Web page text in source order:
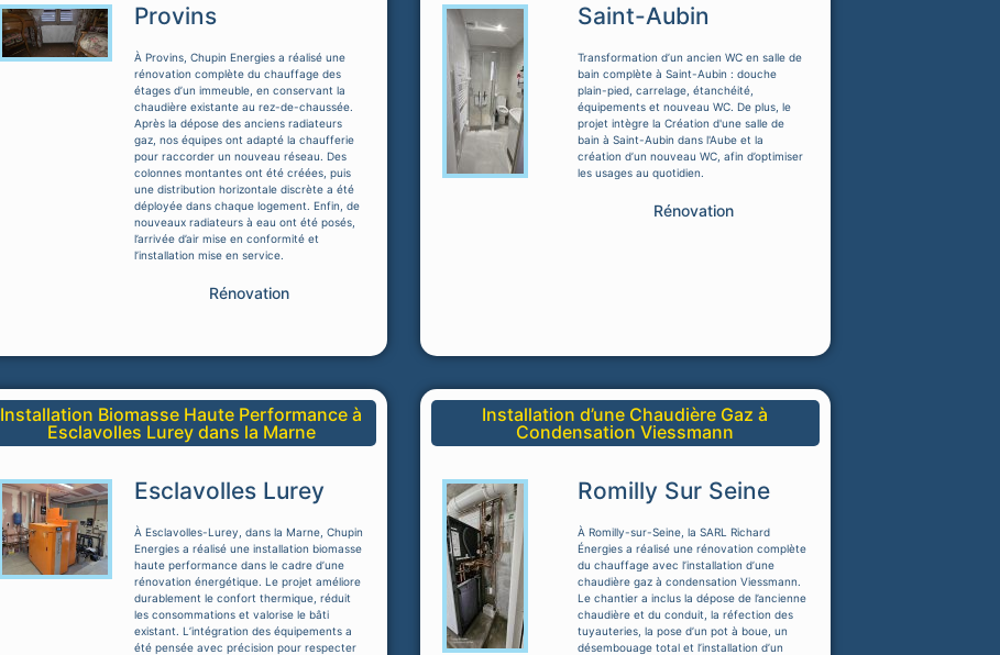
Provins
À Provins, Chupin Energies a réalisé une
rénovation complète du chauffage des
étages d’un immeuble, en conservant la
chaudière existante au rez-de-chaussée.
Après la dépose des anciens radiateurs
gaz, nos équipes ont adapté la chaufferie
pour raccorder un nouveau réseau. Des
colonnes montantes ont été créées, puis
une distribution horizontale discrète a été
déployée dans chaque logement. Enfin, de
nouveaux radiateurs à eau ont été posés,
l’arrivée d’air mise en conformité et
l’installation mise en service.
Rénovation
Saint-Aubin
Transformation d’un ancien WC en salle de
bain complète à Saint-Aubin : douche
plain-pied, carrelage, étanchéité,
équipements et nouveau WC. De plus, le
projet intègre la Création d'une salle de
bain à Saint-Aubin dans l'Aube et la
création d’un nouveau WC, afin d’optimiser
les usages au quotidien.
Rénovation
Installation Biomasse Haute Performance à
Esclavolles Lurey dans la Marne
Esclavolles Lurey
À Esclavolles-Lurey, dans la Marne, Chupin
Energies a réalisé une installation biomasse
haute performance dans le cadre d’une
rénovation énergétique. Le projet améliore
durablement le confort thermique, réduit
les consommations et valorise le bâti
existant. L’intégration des équipements a
été pensée avec précision pour respecter
Installation d’une Chaudière Gaz à
Condensation Viessmann
Romilly Sur Seine
À Romilly-sur-Seine, la SARL Richard
Énergies a réalisé une rénovation complète
du chauffage avec l’installation d’une
chaudière gaz à condensation Viessmann.
Le chantier a inclus la dépose de l’ancienne
chaudière et du conduit, la réfection des
tuyauteries, la pose d’un pot à boue, un
désembouage total et l’installation d’un